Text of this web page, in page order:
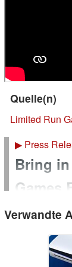
Quelle(n)
Limited Run
▶ Press
Bring
Games
Bounty
Verwandte